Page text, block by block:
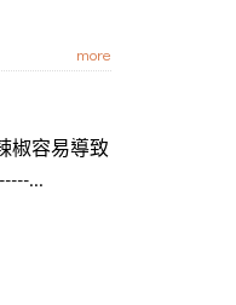
more
椒容易導致
...